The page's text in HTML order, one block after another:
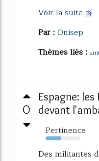
Voir la suite
Par :Onisep
Thèmes liés :
0
Espagne:
devant
Pertinence
44%
Des militantes